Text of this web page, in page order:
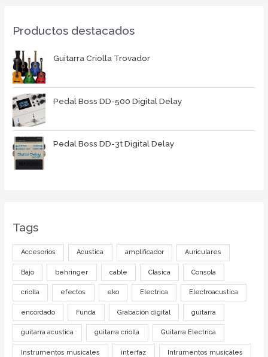
Productos destacados
Guitarra Criolla Trovador
Pedal Boss DD-500 Digital Delay
Pedal Boss DD-3t Digital Delay
Tags
Accesorios Acustica amplificador Auriculares
Bajo behringer cable Clasica Consola
criolla efectos eko Electrica Electroacustica
encordado Funda Grabación digital guitarra
guitarra acustica guitarra criolla Guitarra Electrica
Instrumentos musicales interfaz Intrumentos musicales